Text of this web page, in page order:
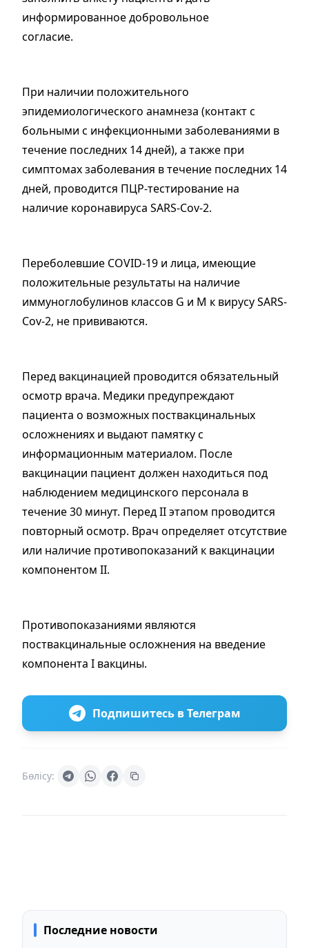
информированное добровольное
согласие.
При наличии положительного
эпидемиологического анамнеза (контакт с
больными с инфекционными заболеваниями в
течение последних 14 дней), а также при
симптомах заболевания в течение последних 14
дней, проводится ПЦР-тестирование на
наличие коронавируса SARS-Соv-2.
Переболевшие СОVID-19 и лица, имеющие
положительные результаты на наличие
иммуноглобулинов классов G и М к вирусу SARS-
Соv-2, не прививаются.
Перед вакцинацией проводится обязательный
осмотр врача. Медики предупреждают
пациента о возможных поствакцинальных
осложнениях и выдают памятку с
информационным материалом. После
вакцинации пациент должен находиться под
наблюдением медицинского персонала в
течение 30 минут. Перед II этапом проводится
повторный осмотр. Врач определяет отсутствие
или наличие противопоказаний к вакцинации
компонентом II.
Противопоказаниями являются
поствакцинальные осложнения на введение
компонента I вакцины.
Подпишитесь в Телеграм
Бөлісу:
Последние новости